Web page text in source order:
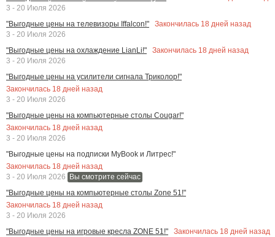
3 - 20 Июля 2026
"Выгодные цены на телевизоры Iffalcon!"
Закончилась 18 дней назад
3 - 20 Июля 2026
"Выгодные цены на охлаждение LianLi!"
Закончилась 18 дней назад
3 - 20 Июля 2026
"Выгодные цены на усилители сигнала Триколор!"
Закончилась 18 дней назад
3 - 20 Июля 2026
"Выгодные цены на компьютерные столы Cougar!"
Закончилась 18 дней назад
3 - 20 Июля 2026
"Выгодные цены на подписки MyBook и Литрес!"
Закончилась 18 дней назад
3 - 20 Июля 2026
Вы смотрите сейчас
"Выгодные цены на компьютерные столы Zone 51!"
Закончилась 18 дней назад
3 - 20 Июля 2026
"Выгодные цены на игровые кресла ZONE 51!"
Закончилась 18 дней назад